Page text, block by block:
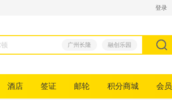
登录
广州长隆 融创乐园
酒店 签证 邮轮 积分商城 会